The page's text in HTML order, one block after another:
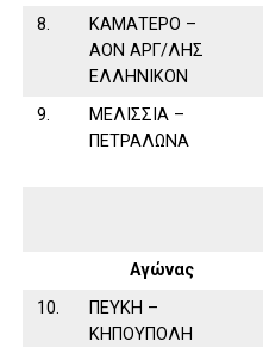
8.
ΚΑΜΑΤΕΡΟ –
ΑΟΝ ΑΡΓ/ΛΗΣ
ΕΛΛΗΝΙΚΟΝ
9.
ΜΕΛΙΣΣΙΑ –
ΠΕΤΡΑΛΩΝΑ
Αγώνας
10.
ΠΕΥΚΗ –
ΚΗΠΟΥΠΟΛΗ